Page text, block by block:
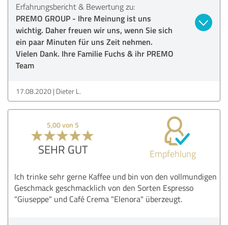
Erfahrungsbericht & Bewertung zu:
PREMO GROUP - Ihre Meinung ist uns
wichtig. Daher freuen wir uns, wenn Sie sich
ein paar Minuten für uns Zeit nehmen.
Vielen Dank. Ihre Familie Fuchs & ihr PREMO
Team
17.08.2020 Dieter L.
5,00 von 5
SEHR GUT Empfehlung
Ich trinke sehr gerne Kaffee und bin von den vollmundigen
Geschmack geschmacklich von den Sorten Espresso
"Giuseppe" und Café Crema "Elenora" überzeugt.